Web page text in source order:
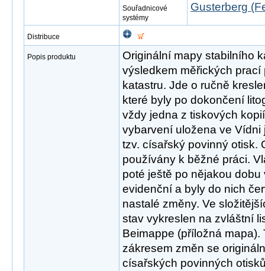
Souřadnicové
systémy
Gusterberg
Distribuce
Popis produktu
Originální mapy stabilního
výsledkem měřických
katastru. Jde o ručně
které byly po dokončení
vždy jedna z tiskových
vybarvení uložena ve Vídni
tzv. císařský povinný otisk.
používány k běžné práci.
poté ještě po nějakou
evidenční a byly do nich
nastalé změny. Ve
stav vykreslen na zvláštní
Beimappe (příložná
zákresem změn se
císařských povinných